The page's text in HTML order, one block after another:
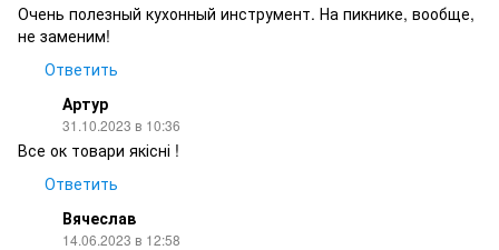
Очень полезный кухонный инструмент. На пикнике, вообще,
не заменим!
Ответить
Артур
31.10.2023 в 10:36
Все ок товари якісні !
Ответить
Вячеслав
14.06.2023 в 12:58